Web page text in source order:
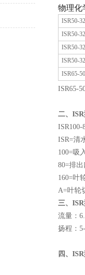
物理化
ISR50-
ISR50-
ISR50-
ISR50-
ISR65-
ISR65-
二、
ISR100-
ISR=清
100=吸
80=排
160=叶
A=叶轮
三、
流量：
扬程：
四、